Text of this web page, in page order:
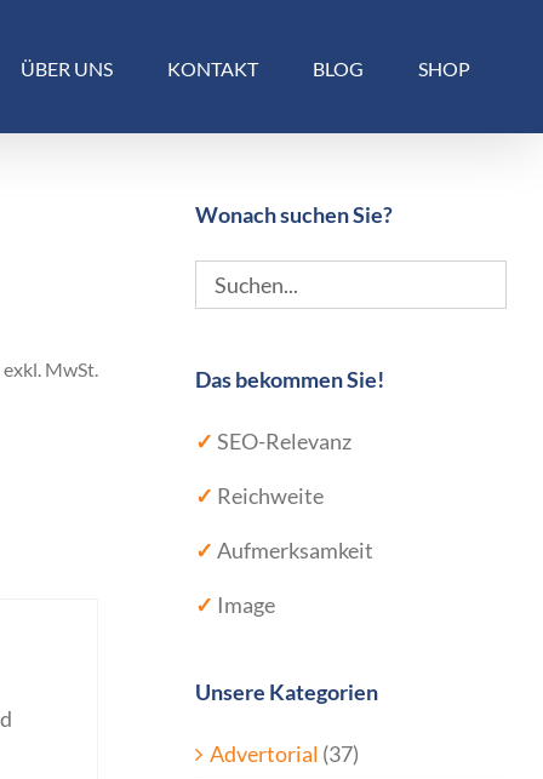
ÜBER UNS KONTAKT BLOG SHOP
exkl. MwSt.
Wonach suchen Sie?
Das bekommen Sie!
✓ SEO-Relevanz
✓ Reichweite
✓ Aufmerksamkeit
✓ Image
Unsere Kategorien
Advertorial (37)